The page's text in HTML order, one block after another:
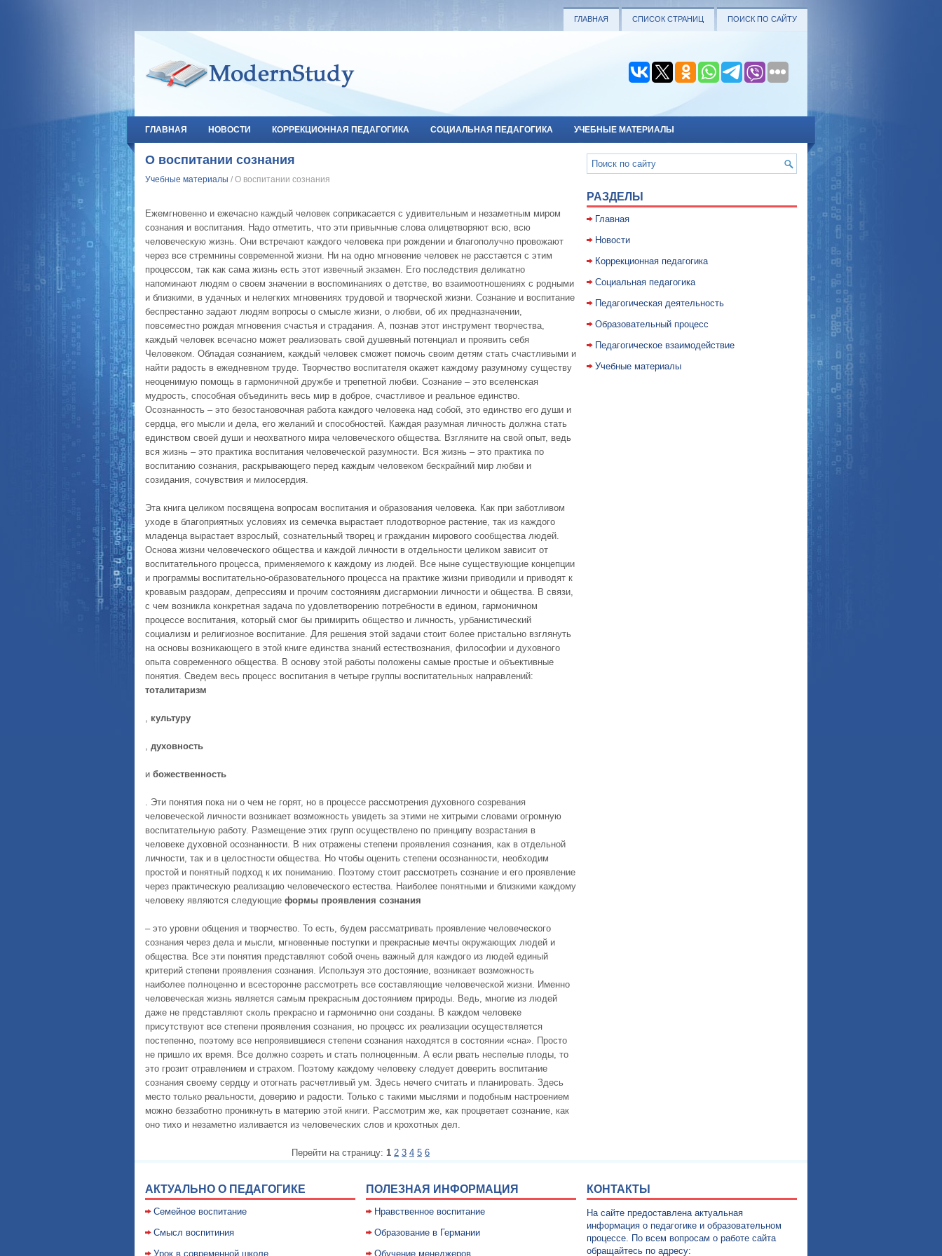
ГЛАВНАЯ СПИСОК СТРАНИЦ ПОИСК ПО САЙТУ
ГЛАВНАЯ НОВОСТИ КОРРЕКЦИОННАЯ ПЕДАГОГИКА СОЦИАЛЬНАЯ ПЕДАГОГИКА УЧЕБНЫЕ МАТЕРИАЛЫ
О воспитании сознания
Учебные материалы / О воспитании сознания
Ежемгновенно и ежечасно каждый человек соприкасается с удивительным и незаметным миром
сознания и воспитания. Надо отметить, что эти привычные слова олицетворяют всю, всю
человеческую жизнь. Они встречают каждого человека при рождении и благополучно провожают
через все стремнины современной жизни. Ни на одно мгновение человек не расстается с этим
процессом, так как сама жизнь есть этот извечный экзамен. Его последствия деликатно
напоминают людям о своем значении в воспоминаниях о детстве, во взаимоотношениях с родными
и близкими, в удачных и нелегких мгновениях трудовой и творческой жизни. Сознание и воспитание
беспрестанно задают людям вопросы о смысле жизни, о любви, об их предназначении,
повсеместно рождая мгновения счастья и страдания. А, познав этот инструмент творчества,
каждый человек всечасно может реализовать свой душевный потенциал и проявить себя
Человеком. Обладая сознанием, каждый человек сможет помочь своим детям стать счастливыми и
найти радость в ежедневном труде. Творчество воспитателя окажет каждому разумному существу
неоценимую помощь в гармоничной дружбе и трепетной любви. Сознание – это вселенская
мудрость, способная объединить весь мир в доброе, счастливое и реальное единство.
Осознанность – это безостановочная работа каждого человека над собой, это единство его души и
сердца, его мысли и дела, его желаний и способностей. Каждая разумная личность должна стать
единством своей души и неохватного мира человеческого общества. Взгляните на свой опыт, ведь
вся жизнь – это практика воспитания человеческой разумности. Вся жизнь – это практика по
воспитанию сознания, раскрывающего перед каждым человеком бескрайний мир любви и
созидания, сочувствия и милосердия.
Эта книга целиком посвящена вопросам воспитания и образования человека. Как при заботливом
уходе в благоприятных условиях из семечка вырастает плодотворное растение, так из каждого
младенца вырастает взрослый, сознательный творец и гражданин мирового сообщества людей.
Основа жизни человеческого общества и каждой личности в отдельности целиком зависит от
воспитательного процесса, применяемого к каждому из людей. Все ныне существующие концепции
и программы воспитательно-образовательного процесса на практике жизни приводили и приводят к
кровавым раздорам, депрессиям и прочим состояниям дисгармонии личности и общества. В связи,
с чем возникла конкретная задача по удовлетворению потребности в едином, гармоничном
процессе воспитания, который смог бы примирить общество и личность, урбанистический
социализм и религиозное воспитание. Для решения этой задачи стоит более пристально взглянуть
на основы возникающего в этой книге единства знаний естествознания, философии и духовного
опыта современного общества. В основу этой работы положены самые простые и объективные
понятия. Сведем весь процесс воспитания в четыре группы воспитательных направлений:
тоталитаризм
, культуру
, духовность
и божественность
. Эти понятия пока ни о чем не горят, но в процессе рассмотрения духовного созревания
человеческой личности возникает возможность увидеть за этими не хитрыми словами огромную
воспитательную работу. Размещение этих групп осуществлено по принципу возрастания в
человеке духовной осознанности. В них отражены степени проявления сознания, как в отдельной
личности, так и в целостности общества. Но чтобы оценить степени осознанности, необходим
простой и понятный подход к их пониманию. Поэтому стоит рассмотреть сознание и его проявление
через практическую реализацию человеческого естества. Наиболее понятными и близкими каждому
человеку являются следующие формы проявления сознания
– это уровни общения и творчество. То есть, будем рассматривать проявление человеческого
сознания через дела и мысли, мгновенные поступки и прекрасные мечты окружающих людей и
общества. Все эти понятия представляют собой очень важный для каждого из людей единый
критерий степени проявления сознания. Используя это достояние, возникает возможность
наиболее полноценно и всесторонне рассмотреть все составляющие человеческой жизни. Именно
человеческая жизнь является самым прекрасным достоянием природы. Ведь, многие из людей
даже не представляют сколь прекрасно и гармонично они созданы. В каждом человеке
присутствуют все степени проявления сознания, но процесс их реализации осуществляется
постепенно, поэтому все непроявившиеся степени сознания находятся в состоянии «сна». Просто
не пришло их время. Все должно созреть и стать полноценным. А если рвать неспелые плоды, то
это грозит отравлением и страхом. Поэтому каждому человеку следует доверить воспитание
сознания своему сердцу и отогнать расчетливый ум. Здесь нечего считать и планировать. Здесь
место только реальности, доверию и радости. Только с такими мыслями и подобным настроением
можно беззаботно проникнуть в материю этой книги. Рассмотрим же, как процветает сознание, как
оно тихо и незаметно изливается из человеческих слов и крохотных дел.
Перейти на страницу: 1 2 3 4 5 6
РАЗДЕЛЫ
Главная
Новости
Коррекционная педагогика
Социальная педагогика
Педагогическая деятельность
Образовательный процесс
Педагогическое взаимодействие
Учебные материалы
АКТУАЛЬНО О ПЕДАГОГИКЕ
Семейное воспитание
Смысл воспитиния
Уpок в совpеменной школе
ПОЛЕЗНАЯ ИНФОРМАЦИЯ
Нравственное воспитание
Образование в Германии
Обучение менеджеров
КОНТАКТЫ
На сайте предоставлена актуальная
информация о педагогике и образовательном
процессе. По всем вопросам о работе сайта
обращайтесь по адресу: